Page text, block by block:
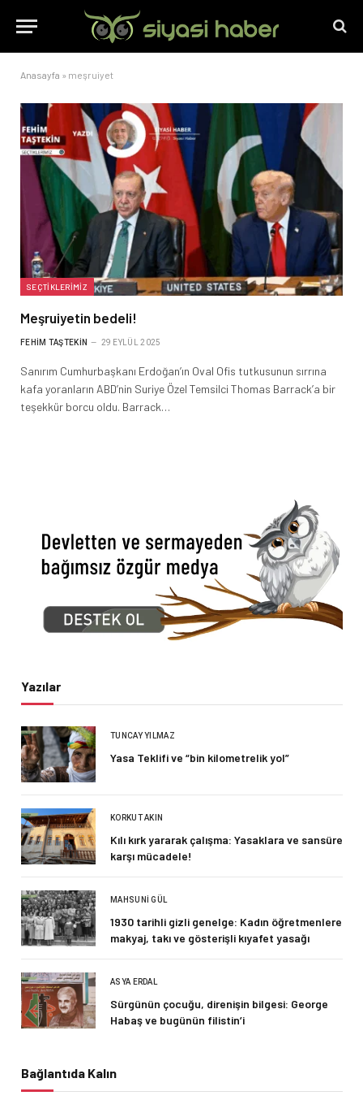
Anasayfa » meşruiyet
SEÇTIKLERIMIZ
Meşruiyetin bedeli!
FEHIM TAŞTEKIN 29 EYLÜL 2025
Sanırım Cumhurbaşkanı Erdoğan’ın Oval Ofis tutkusunun sırrına
kafa yoranların ABD’nin Suriye Özel Temsilci Thomas Barrack’a bir
teşekkür borcu oldu. Barrack…
Yazılar
TUNCAY YILMAZ
Yasa Teklifi ve “bin kilometrelik yol”
KORKUT AKIN
Kılı kırk yararak çalışma: Yasaklara ve sansüre
karşı mücadele!
MAHSUNI GÜL
1930 tarihli gizli genelge: Kadın öğretmenlere
makyaj, takı ve gösterişli kıyafet yasağı
ASYA ERDAL
Sürgünün çocuğu, direnişin bilgesi: George
Habaş ve bugünün filistin’i
Bağlantıda Kalın